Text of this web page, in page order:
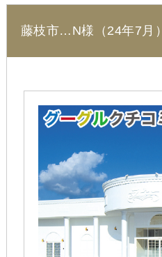
藤枝市…N様（24年7月）